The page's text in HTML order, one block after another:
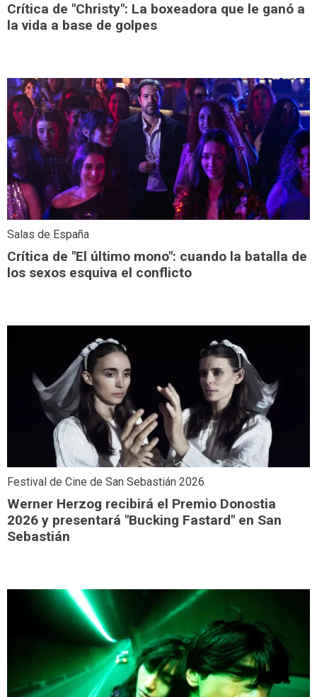
Crítica de "Christy": La boxeadora que le ganó a
la vida a base de golpes
Salas de España
Crítica de "El último mono": cuando la batalla de
los sexos esquiva el conflicto
Festival de Cine de San Sebastián 2026
Werner Herzog recibirá el Premio Donostia
2026 y presentará "Bucking Fastard" en San
Sebastián